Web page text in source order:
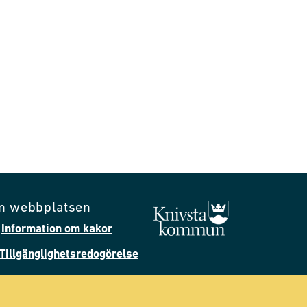
webbplatsen
Information om kakor
Tillgänglighetsredogörelse